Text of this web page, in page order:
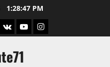
1:28:47 PM
VK YouTubeInstagram